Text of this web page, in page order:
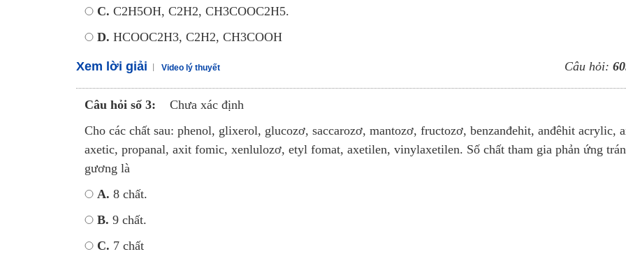
C. C2H5OH, C2H2, CH3COOC2H5.
D. HCOOC2H3, C2H2, CH3COOH
Xem lời giải Video lý thuyết Câu hỏi:
Câu hỏi số 3:
Chưa xác định
Cho các chất sau: phenol, glixerol, glucozơ, saccarozơ, mantozơ, fructozơ, benzanđehit, anđêhit acrylic,
axetic, propanal, axit fomic, xenlulozơ, etyl fomat, axetilen, vinylaxetilen. Số chất tham gia phản ứng
gương là
A. 8 chất.
B. 9 chất.
C. 7 chất